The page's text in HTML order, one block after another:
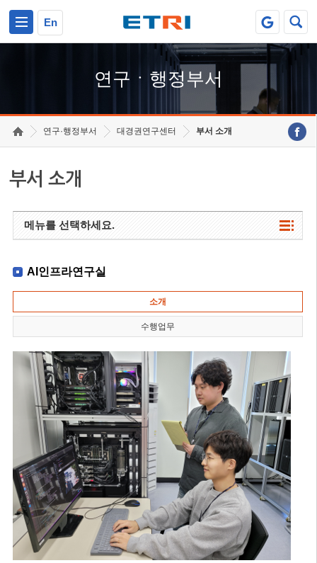
En
연구ㆍ행정부서
연구·행정부서 대경권연구센터 부서 소개
부서 소개
메뉴를 선택하세요.
AI인프라연구실
소개
수행업무